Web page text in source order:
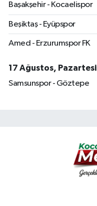
Başakşehir - Kocaelispor
Beşiktaş - Eyüpspor
Amed - Erzurumspor FK
17 Ağustos, Pazartesi
Samsunspor - Göztepe